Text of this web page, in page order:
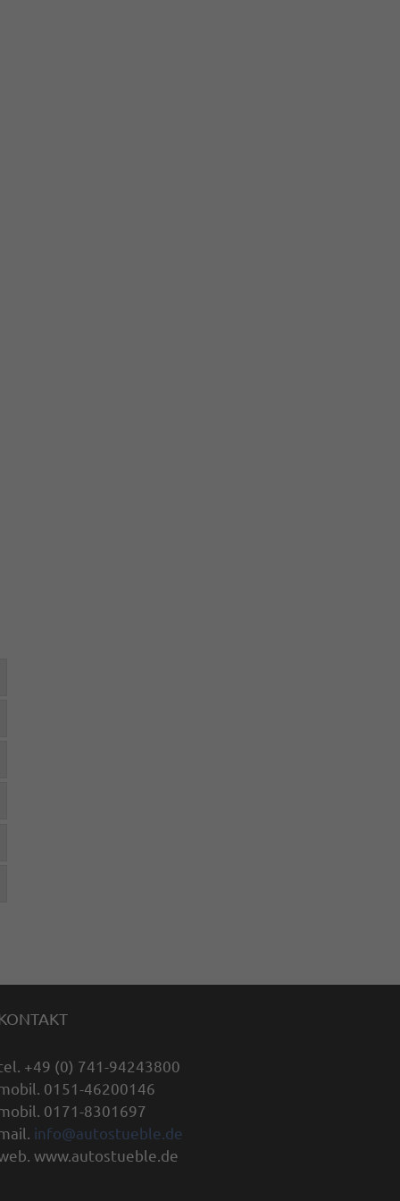
+49 (0) 741-94243800
0151-46200146
0171-8301697
info@autostueble.de
www.autostueble.de